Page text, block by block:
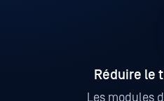
Réduire le
Les modules